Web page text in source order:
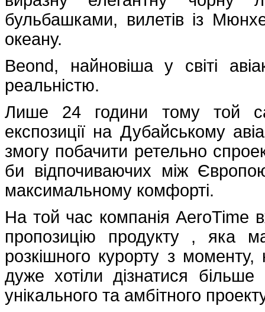
бульбашками, вилетів із
океану.
Beond, найновіша у світі
реальністю.
Лише 24 години тому той
експозиції на Дубайському
змогу побачити ретельно
би відпочиваючих між
максимальному комфорті.
На той час компанія AeroTime
пропозицію продукту , яка
розкішного курорту з
дуже хотіли дізнатися
унікального та амбітного